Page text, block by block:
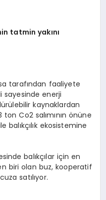
tatmin yakını
tarafından faaliyete
sayesinde enerji
kaynaklardan
Co2 salımının önüne
balıkçılık ekosistemine
balıkçılar için en
biri olan buz, kooperatif
satılıyor.